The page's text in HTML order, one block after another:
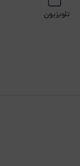
تلویزیون